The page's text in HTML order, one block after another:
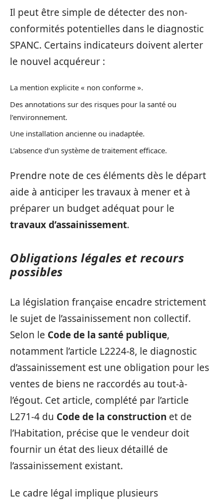
Il peut être simple de détecter des non-
conformités potentielles dans le diagnostic
SPANC. Certains indicateurs doivent alerter
le nouvel acquéreur :
La mention explicite « non conforme ».
Des annotations sur des risques pour la santé ou
l’environnement.
Une installation ancienne ou inadaptée.
L’absence d’un système de traitement efficace.
Prendre note de ces éléments dès le départ
aide à anticiper les travaux à mener et à
préparer un budget adéquat pour le
travaux d’assainissement.
Obligations légales et recours
possibles
La législation française encadre strictement
le sujet de l’assainissement non collectif.
Selon le Code de la santé publique,
notamment l’article L2224-8, le diagnostic
d’assainissement est une obligation pour les
ventes de biens ne raccordés au tout-à-
l’égout. Cet article, complété par l’article
L271-4 du Code de la construction et de
l’Habitation, précise que le vendeur doit
fournir un état des lieux détaillé de
l’assainissement existant.
Le cadre légal implique plusieurs